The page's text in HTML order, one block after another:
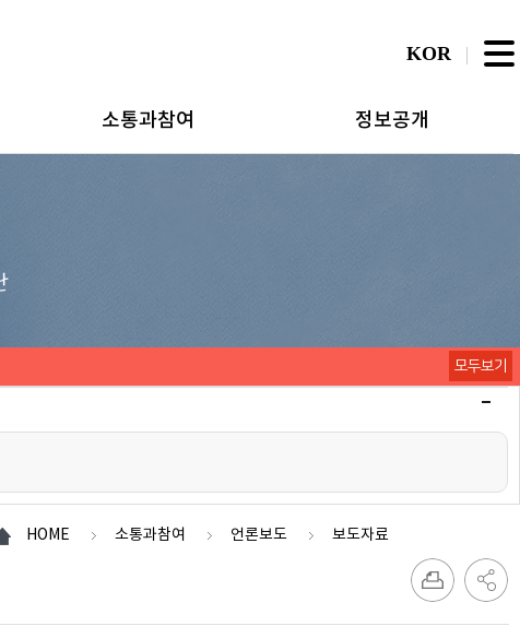
소통과참여 정보공개
KOR
모두보기
HOME 소통과참여 언론보도 보도자료